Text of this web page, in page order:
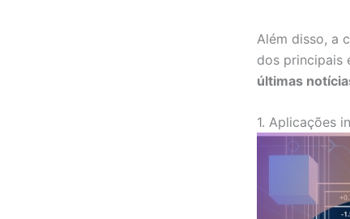
Além disso, a
dos principais
últimas
1. Aplicações